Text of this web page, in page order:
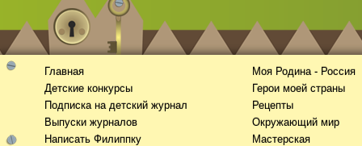
Главная
Детские конкурсы
Подписка на детский журнал
Выпуски журналов
Написать Филиппку
Моя Родина - Россия
Герои моей страны
Рецепты
Окружающий мир
Мастерская